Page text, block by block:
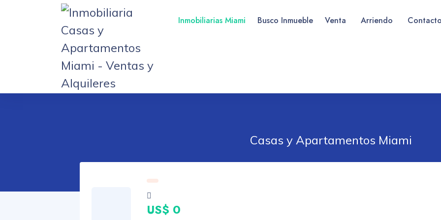
Inmobiliarias Miami Busco Inmueble Venta Arriendo
Casas y Apartamentos Miami
US$ 0